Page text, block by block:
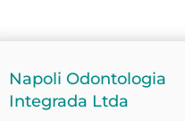
Napoli Odontologia
Integrada Ltda